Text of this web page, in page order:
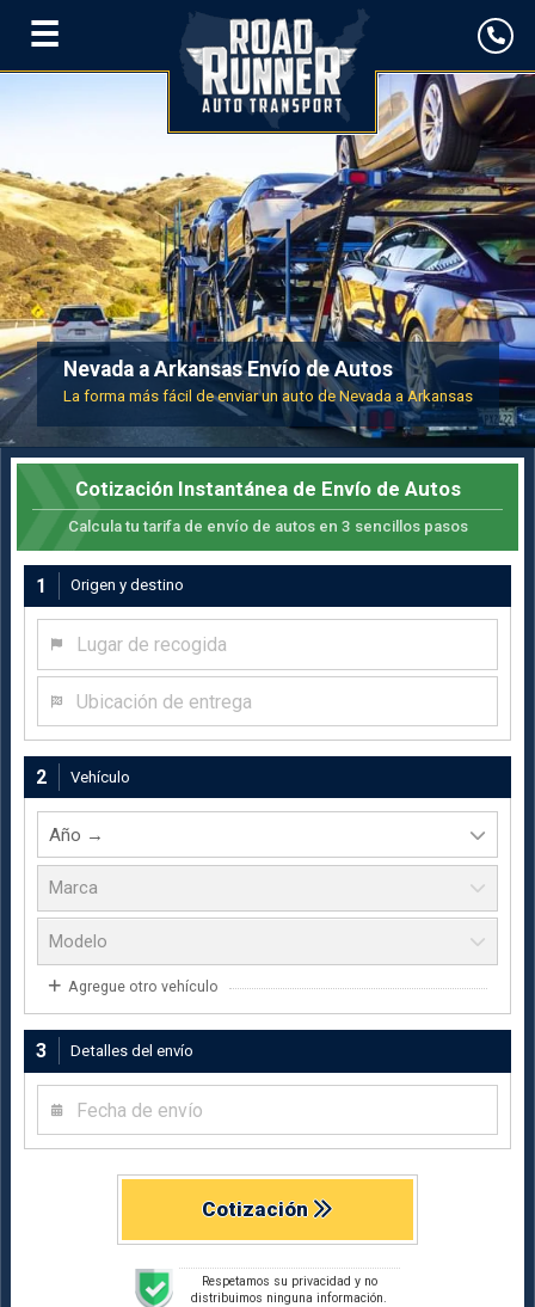
☰
Nevada a Arkansas Envío de Autos
La forma más fácil de enviar un auto de Nevada a Arkansas
Cotización Instantánea de Envío de Autos
Calcula tu tarifa de envío de autos en 3 sencillos pasos
1 Origen y destino
2 Vehículo
Agregue otro vehículo
3 Detalles del envío
Cotización
Respetamos su privacidad y no
distribuimos ninguna información.